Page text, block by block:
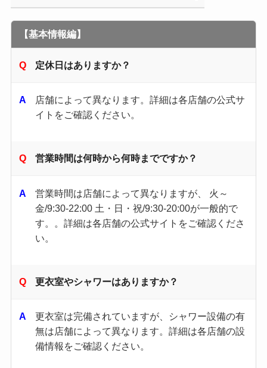
【基本情報編】
定休日はありますか？
店舗によって異なります。​詳細は各店舗の公式サ
イトをご確認ください。 ​
営業時間は何時から何時までですか？
営業時間は店舗によって異なりますが、 火～
金/9:30-22:00 土・日・祝/9:30-20:00が一般的で
す。。詳細は各店舗の公式サイトをご確認くださ
い。 ​
更衣室やシャワーはありますか？
更衣室は完備されていますが、シャワー設備の有
無は店舗によって異なります。​詳細は各店舗の設
備情報をご確認ください。​